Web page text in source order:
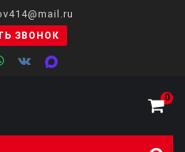
ЗВОНОК
0